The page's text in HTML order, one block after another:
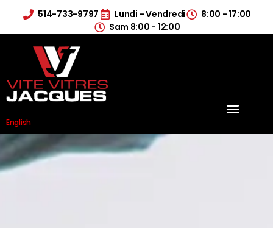
514-733-9797 Lundi - Vendredi
8:00 - 17:00
Sam 8:00 - 12:00
English